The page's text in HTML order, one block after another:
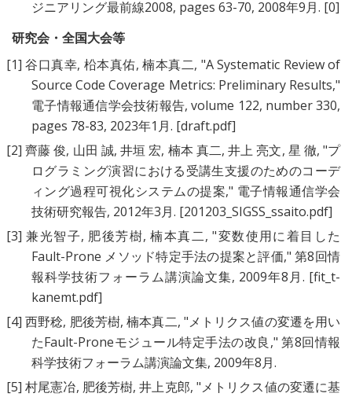
ジニアリング最前線2008, pages 63-70, 2008年9月. [0]
研究会・全国大会等
[1] 谷口真幸, 柗本真佑,楠本真二, "A Systematic Review of
Source Code Coverage Metrics: Preliminary Results,"
電子情報通信学会技術報告, volume 122, number 330,
pages 78-83, 2023年1月. [draft.pdf]
[2] 齊藤 俊, 山田 誠,井垣 宏, 楠本 真二,井上 亮文, 星 徹, "プ
ログラミング演習における受講生支援のためのコーデ
ィング過程可視化システムの提案," 電子情報通信学会
技術研究報告, 2012年3月. [201203_SIGSS_ssaito.pdf]
[3] 兼光智子, 肥後芳樹,楠本真二, "変数使用に着目した
Fault-Prone メソッド特定手法の提案と評価," 第8回情
報科学技術フォーラム講演論文集, 2009年8月. [fit_t-
kanemt.pdf]
[4] 西野稔, 肥後芳樹,楠本真二, "メトリクス値の変遷を用い
たFault-Proneモジュール特定手法の改良 ," 第8回情報
科学技術フォーラム講演論文集, 2009年8月.
[5] 村尾憲冶, 肥後芳樹,井上克郎, "メトリクス値の変遷に基